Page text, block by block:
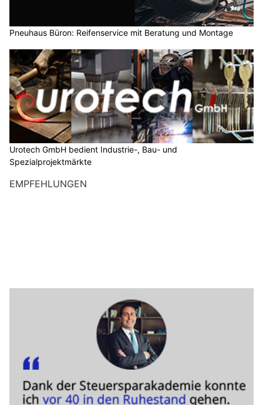
Pneuhaus Büron: Reifenservice mit Beratung und Montage
Urotech GmbH bedient Industrie-, Bau- und
Spezialprojektmärkte
EMPFEHLUNGEN